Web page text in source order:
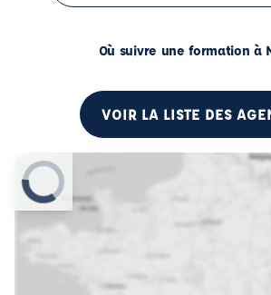
Où suivre une formation à
VOIR LA LISTE DES